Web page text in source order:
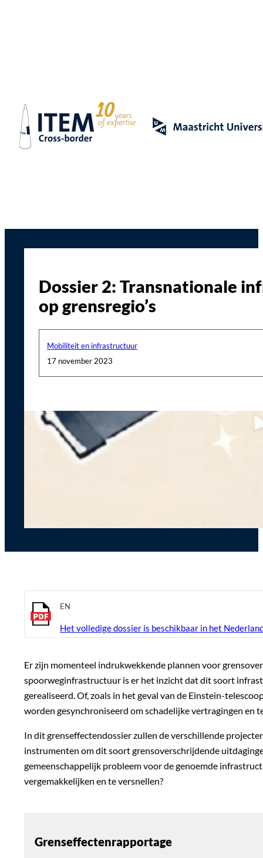
Dossier 2: Transnationale
op grensregio’s
Mobiliteit en infrastructuur
17 november 2023
EN
Het volledige dossier is beschikbaar in het
Er zijn momenteel indrukwekkende plannen voor
spoorweginfrastructuur is er het inzicht dat dit soort
gerealiseerd. Of, zoals in het geval van de Einstein-
worden gesynchroniseerd om schadelijke vertragingen en
In dit grenseffectendossier zullen de verschillende
instrumenten om dit soort grensoverschrijdende
gemeenschappelijk probleem voor de genoemde
vergemakkelijken en te versnellen?
Grenseffectenrapportage